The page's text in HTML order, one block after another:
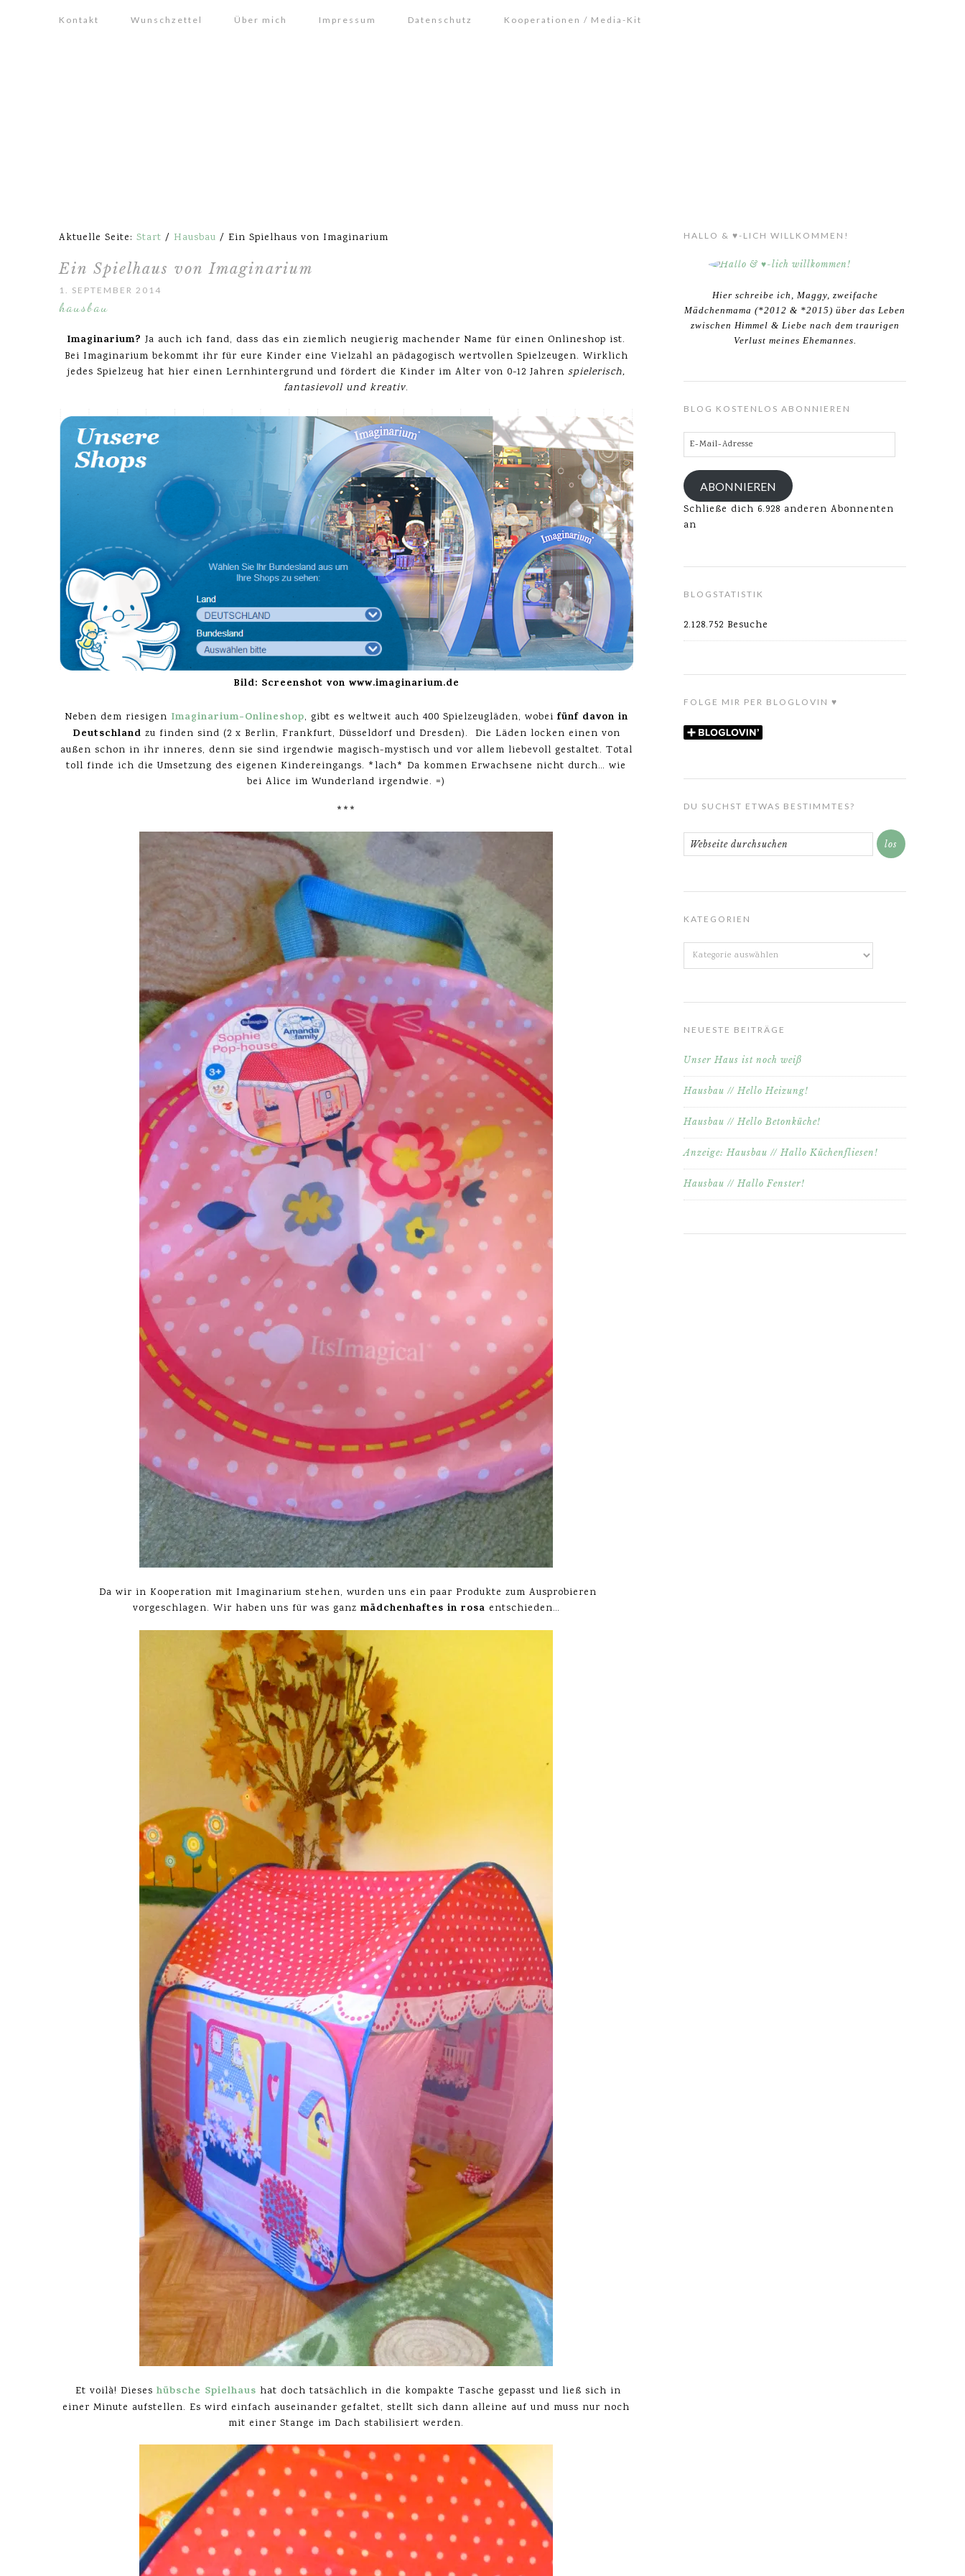
Kontakt Wunschzettel Über mich Impressum Datenschutz Kooperationen / Media-Kit
Aktuelle Seite: Start / Hausbau / Ein Spielhaus von Imaginarium
Ein Spielhaus von Imaginarium
1. SEPTEMBER 2014
hausbau
Imaginarium? Ja auch ich fand, dass das ein ziemlich neugierig machender Name für einen Onlineshop ist.
Bei Imaginarium bekommt ihr für eure Kinder eine Vielzahl an pädagogisch wertvollen Spielzeugen. Wirklich
jedes Spielzeug hat hier einen Lernhintergrund und fördert die Kinder im Alter von 0-12 Jahren spielerisch,
fantasievoll und kreativ.
Bild: Screenshot von www.imaginarium.de
Neben dem riesigen Imaginarium-Onlineshop, gibt es weltweit auch 400 Spielzeugläden, wobei fünf davon in
Deutschland zu finden sind (2 x Berlin, Frankfurt, Düsseldorf und Dresden). Die Läden locken einen von
außen schon in ihr inneres, denn sie sind irgendwie magisch-mystisch und vor allem liebevoll gestaltet. Total
toll finde ich die Umsetzung des eigenen Kindereingangs. *lach* Da kommen Erwachsene nicht durch… wie
bei Alice im Wunderland irgendwie. =)
***
Da wir in Kooperation mit Imaginarium stehen, wurden uns ein paar Produkte zum Ausprobieren
vorgeschlagen. Wir haben uns für was ganz mädchenhaftes in rosa entschieden…
Et voilà! Dieses hübsche Spielhaus hat doch tatsächlich in die kompakte Tasche gepasst und ließ sich in
einer Minute aufstellen. Es wird einfach auseinander gefaltet, stellt sich dann alleine auf und muss nur noch
mit einer Stange im Dach stabilisiert werden.
HALLO & ♥-LICH WILLKOMMEN!
Hier schreibe ich, Maggy, zweifache
Mädchenmama (*2012 & *2015) über das Leben
zwischen Himmel & Liebe nach dem traurigen
Verlust meines Ehemannes.
BLOG KOSTENLOS ABONNIEREN
E-
Mail-
Adresse
ABONNIEREN
Schließe dich 6.928 anderen Abonnenten
an
BLOGSTATISTIK
2.128.752 Besuche
FOLGE MIR PER BLOGLOVIN ♥
DU SUCHST ETWAS BESTIMMTES?
KATEGORIEN
Kategorien
NEUESTE BEITRÄGE
Unser Haus ist noch weiß
Hausbau // Hello Heizung!
Hausbau // Hello Betonküche!
Anzeige: Hausbau // Hallo Küchenfliesen!
Hausbau // Hallo Fenster!